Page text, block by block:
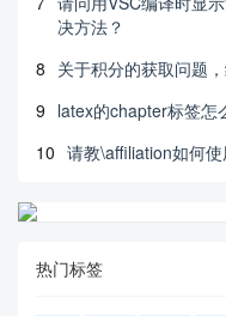
决方法？
8 关于积分的获取问题
9 latex的chapter标签怎
10 请教\affiliation如何使
热门标签